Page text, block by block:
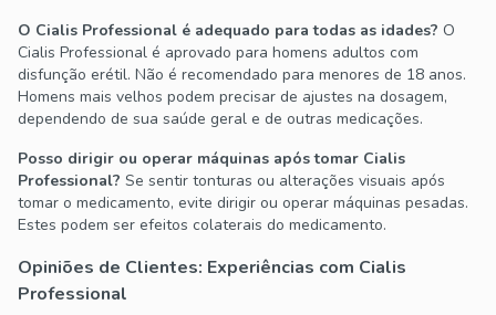
O Cialis Professional é adequado para todas as idades? O
Cialis Professional é aprovado para homens adultos com
disfunção erétil. Não é recomendado para menores de 18 anos.
Homens mais velhos podem precisar de ajustes na dosagem,
dependendo de sua saúde geral e de outras medicações.
Posso dirigir ou operar máquinas após tomar Cialis
Professional? Se sentir tonturas ou alterações visuais após
tomar o medicamento, evite dirigir ou operar máquinas pesadas.
Estes podem ser efeitos colaterais do medicamento.
Opiniões de Clientes: Experiências com Cialis
Professional